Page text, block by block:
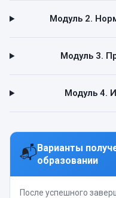
Модуль 2.
Модуль 3.
Модуль 4.
📬Варианты
образовании
После успешного